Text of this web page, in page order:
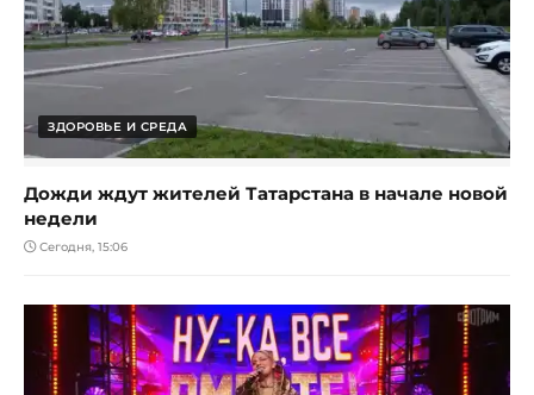
ЗДОРОВЬЕ И СРЕДА
Дожди ждут жителей Татарстана в начале новой
недели
Сегодня, 15:06